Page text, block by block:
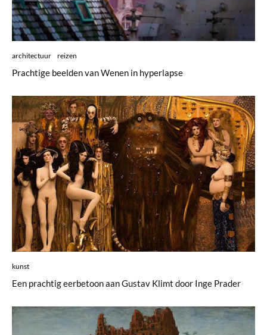
architectuur reizen
Prachtige beelden van Wenen in hyperlapse
kunst
Een prachtig eerbetoon aan Gustav Klimt door Inge Prader